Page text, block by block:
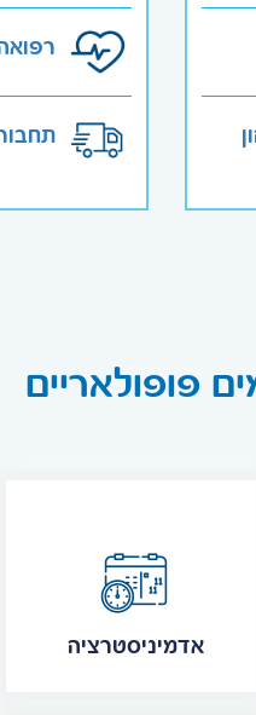
פופולאריים
אדמיניסטרציה